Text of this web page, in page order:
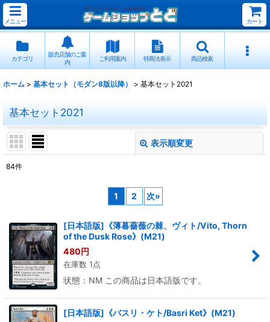
メニュー カート
カテゴリ
販売店舗のご案
内
ご利用案内 特商法表示 商品検索
ホーム > 基本セット（モダン8版以降） > 基本セット2021
基本セット2021
表示順変更
絞り込む
84件
1 2 次»
[日本語版]《薄暮薔薇の棘、ヴィト/Vito, Thorn
of the Dusk Rose》(M21)
480円
在庫数 1点
状態：NM この商品は日本語版です。
[日本語版]《バスリ・ケト/Basri Ket》(M21)